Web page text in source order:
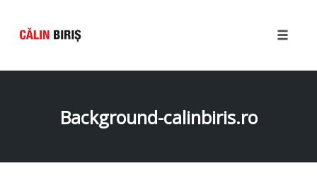
Background-calinbiris.ro